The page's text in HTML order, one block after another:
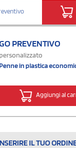
PREVENTIVO
in plastica
Aggiungi al
IL TUO